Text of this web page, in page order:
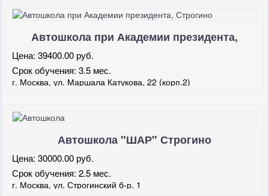
Автошкола при Академии президента,
Цена:39400.00 руб.
Срок обучения:3.5 мес.
г. Москва, ул. Маршала Катукова, 22 (корп.2)
Автошкола "ШАР" Строгино
Цена:30000.00 руб.
Срок обучения:2.5 мес.
г. Москва, ул. Строгинский б-р, 1